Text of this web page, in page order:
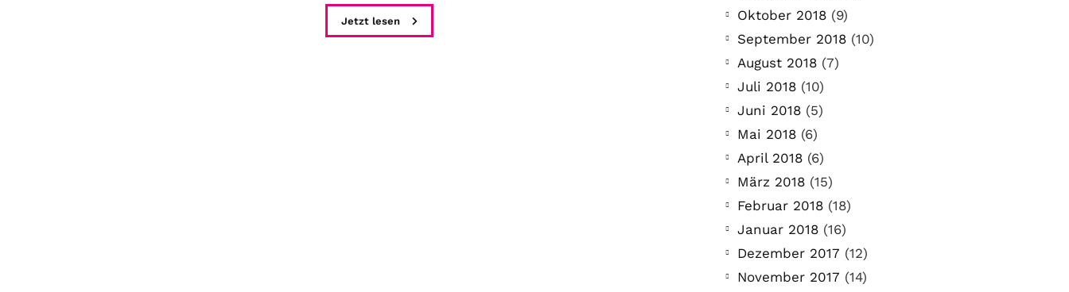
Jetzt lesen
Oktober 2018 (9)
September 2018 (10)
August 2018 (7)
Juli 2018 (10)
Juni 2018 (5)
Mai 2018 (6)
April 2018 (6)
März 2018 (15)
Februar 2018 (18)
Januar 2018 (16)
Dezember 2017 (12)
November 2017 (14)